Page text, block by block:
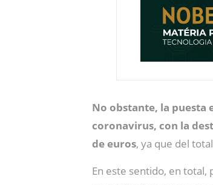
No obstante, la puesta
coronavirus, con la
de euros, ya que del
En este sentido, en total,